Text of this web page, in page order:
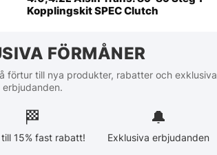
Kopplingskit SPEC Clutch
FÖRMÅNER
förtur till nya produkter, rabatter och exklusiva
erbjudanden.
🏁︎
15% fast rabatt!
🔔
Exklusiva erbjudanden